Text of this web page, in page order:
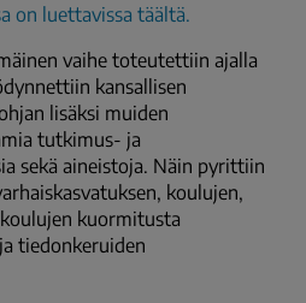
on luettavissa täältä.
vaihe toteutettiin ajalla
kansallisen
lisäksi muiden
tutkimus- ja
sekä aineistoja. Näin pyrittiin
koulujen,
kuormitusta
tiedonkeruiden